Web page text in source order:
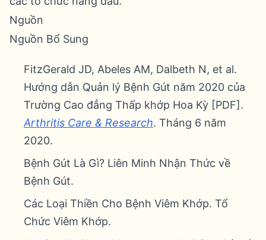
Nguồn
Nguồn Bổ Sung
FitzGerald JD, Abeles AM, Dalbeth N, et al.
Hướng dẫn Quản lý Bệnh Gút năm 2020 của
Trường Cao đẳng Thấp khớp Hoa Kỳ [PDF].
Arthritis Care & Research. Tháng 6 năm
2020.
Bệnh Gút Là Gì? Liên Minh Nhận Thức về
Bệnh Gút.
Các Loại Thiền Cho Bệnh Viêm Khớp. Tổ
Chức Viêm Khớp.